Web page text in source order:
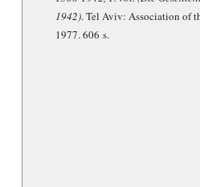
1942). Tel Aviv: Association of
1977. 606 s.